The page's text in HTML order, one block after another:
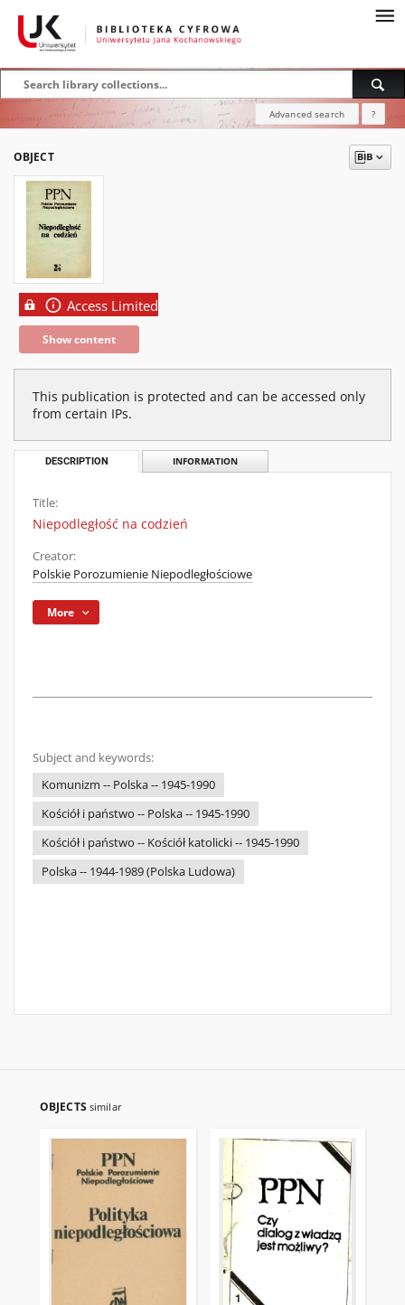
Advanced search ?
OBJECT
Access Limited
Show content
This publication is protected and can be accessed only
from certain IPs.
DESCRIPTION INFORMATION
Title:
Niepodległość na codzień
Creator:
Polskie Porozumienie Niepodległościowe
More
Subject and keywords:
Komunizm -- Polska -- 1945-1990
Kościół i państwo -- Polska -- 1945-1990
Kościół i państwo -- Kościół katolicki -- 1945-1990
Polska -- 1944-1989 (Polska Ludowa)
OBJECTS similar